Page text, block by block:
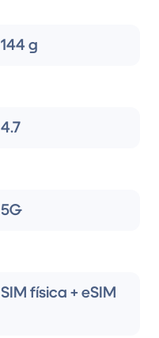
144 g
4.7
5G
SIM física + eSIM